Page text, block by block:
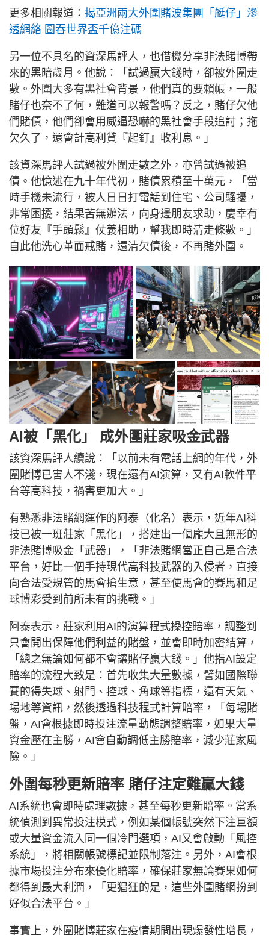
更多相關報道： 揭亞洲兩大外圍賭波集團「艇仔」滲
透網絡 圖吞世界盃千億注碼
另一位不具名的資深馬評人，也借機分享非法賭博帶
來的黑暗歲月。他說：「試過贏大錢時，卻被外圍走
數。外圍大多有黑社會背景，他們真的要賴帳，一般
賭仔也奈不了何，難道可以報警嗎？反之，賭仔欠他
們賭債，他們卻會用威逼恐嚇的黑社會手段追討；拖
欠久了，還會計高利貸『起釘』收利息。」
該資深馬評人試過被外圍走數之外，亦曾試過被追
債。他憶述在九十年代初，賭債累積至十萬元，「當
時手機未流行，被人日日打電話到住宅、公司騷擾，
非常困擾，結果苦無辦法，向身邊朋友求助，慶幸有
位好友『手頭鬆』仗義相助，幫我即時清走條數。」
自此他洗心革面戒賭，還清欠債後，不再賭外圍。
AI被「黑化」 成外圍莊家吸金武器
該資深馬評人續說：「以前未有電話上網的年代，外
圍賭博已害人不淺，現在還有AI演算，又有AI軟件平
台等高科技，禍害更加大。」
有熟悉非法賭網運作的阿泰（化名）表示，近年AI科
技已被一班莊家「黑化」，搭建出一個龐大且無形的
非法賭博吸金「武器」，「非法賭網當正自己是合法
平台，好比一個手持現代高科技武器的入侵者，直接
向合法受規管的馬會搶生意，甚至使馬會的賽馬和足
球博彩受到前所未有的挑戰。」
阿泰表示，莊家利用AI的演算程式操控賠率，調整到
只會開出保障他們利益的賭盤，並會即時加密結算，
「總之無論如何都不會讓賭仔贏大錢。」他指AI設定
賠率的流程大致是：首先收集大量數據，譬如國際聯
賽的得失球、射門、控球、角球等指標，還有天氣、
場地等資訊，然後透過科技程式計算賠率，「每場賭
盤，AI會根據即時投注流量動態調整賠率，如果大量
資金壓在主勝，AI會自動調低主勝賠率，減少莊家風
險。」
外圍每秒更新賠率 賭仔注定難贏大錢
AI系統也會即時處理數據，甚至每秒更新賠率。當系
統偵測到異常投注模式，例如某個帳號突然下注巨額
或大量資金流入同一個冷門選項，AI又會啟動「風控
系統」，將相關帳號標記並限制落注。另外，AI會根
據市場投注分布來優化賠率，確保莊家無論賽果如何
都得到最大利潤，「更猖狂的是，這些外圍賭網扮到
好似合法平台。」
事實上，外圍賭博莊家在疫情期間出現爆發性增長，